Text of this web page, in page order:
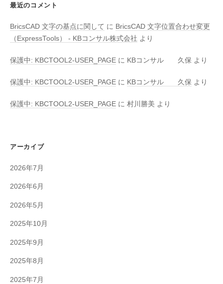
最近のコメント
BricsCAD 文字の基点に関して に BricsCAD 文字位置合わせ変更
（ExpressTools） - KBコンサル株式会社 より
保護中: KBCTOOL2-USER_PAGE に KBコンサル 久保 より
保護中: KBCTOOL2-USER_PAGE に KBコンサル 久保 より
保護中: KBCTOOL2-USER_PAGE に 村川勝美 より
アーカイブ
2026年7月
2026年6月
2026年5月
2025年10月
2025年9月
2025年8月
2025年7月